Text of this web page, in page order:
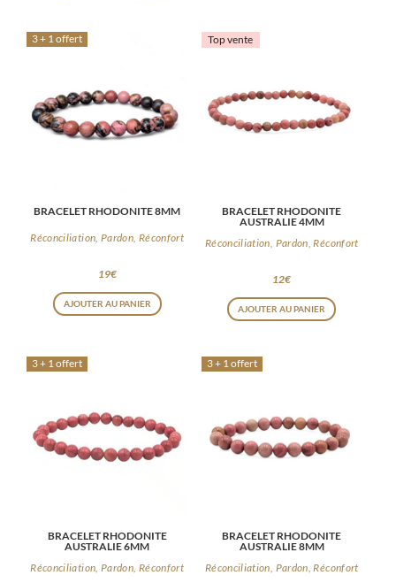
3 + 1 offert
BRACELET RHODONITE 8MM
Réconciliation, Pardon, Réconfort
19€
AJOUTER AU PANIER
Top vente
BRACELET RHODONITE
AUSTRALIE 4MM
Réconciliation, Pardon, Réconfort
12€
AJOUTER AU PANIER
3 + 1 offert
BRACELET RHODONITE
AUSTRALIE 6MM
Réconciliation, Pardon, Réconfort
3 + 1 offert
BRACELET RHODONITE
AUSTRALIE 8MM
Réconciliation, Pardon, Réconfort